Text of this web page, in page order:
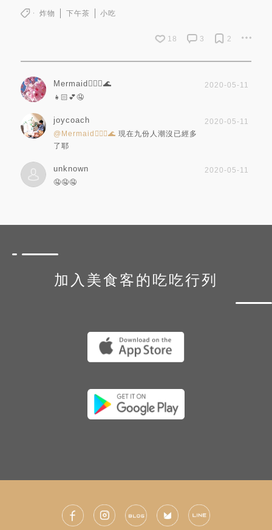
炸物 下午茶 小吃
18 3 2
Mermaid🧜🏻‍♀️🌊
2020-05-11
👧🏻💕🤤
joycoach
2020-05-11
@Mermaid🧜🏻‍♀️🌊 現在九份人潮沒已經多
了耶
unknown
2020-05-11
🤤🤤🤤
加入美食客的吃吃行列